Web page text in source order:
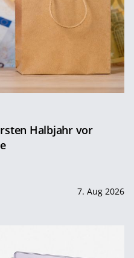
Halbjahr vor
7. Aug 2026